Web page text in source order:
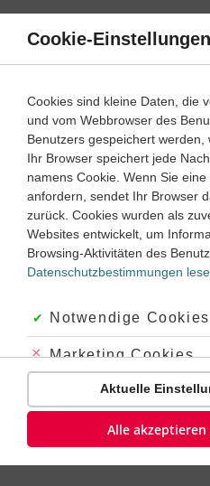
Direkt
Inhalt
Klassenarbeiten und
Klassenarbeit
Past tense (1)
Englisch Klasse10
Klassenarbeit
Englisch Klasse10
Cookie-Einstellungen
Cookies sind kleine Daten, die
und vom Webbrowser des
Benutzers gespeichert werden,
Ihr Browser speichert jede
namens Cookie. Wenn Sie
anfordern, sendet Ihr Browser
zurück. Cookies wurden als
Websites entwickelt, um
Browsing-Aktivitäten des
Datenschutzbestimmungen
Akzeptiert:
Notwendige Cookies
Abgelehnt:
Marketing Cookies
Abgelehnt:
Personalisierungs-
Aktuelle
Alle